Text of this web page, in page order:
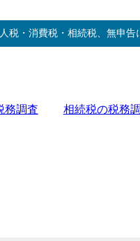
税・消費税・相続税、無申
務調査 相続税の税務